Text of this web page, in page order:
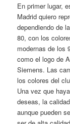
En primer lugar,
Madrid quiero
dependiendo de
80, con los
modernas de los
como el logo de
Siemens. Las
los colores del
Una vez que
deseas, la
aunque pueden